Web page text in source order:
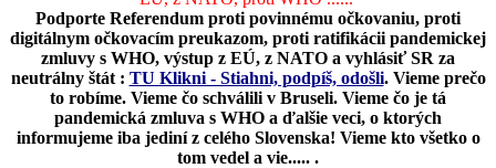
Podporte Referendum proti povinnému očkovaniu, proti
digitálnym očkovacím preukazom, proti ratifikácii pandemickej
zmluvy s WHO, výstup z EÚ, z NATO a vyhlásiť SR za
neutrálny štát : TU Klikni - Stiahni, podpíš, odošli. Vieme prečo
to robíme. Vieme čo schválili v Bruseli. Vieme čo je tá
pandemická zmluva s WHO a ďalšie veci, o ktorých
informujeme iba jediní z celého Slovenska! Vieme kto všetko o
tom vedel a vie..... .